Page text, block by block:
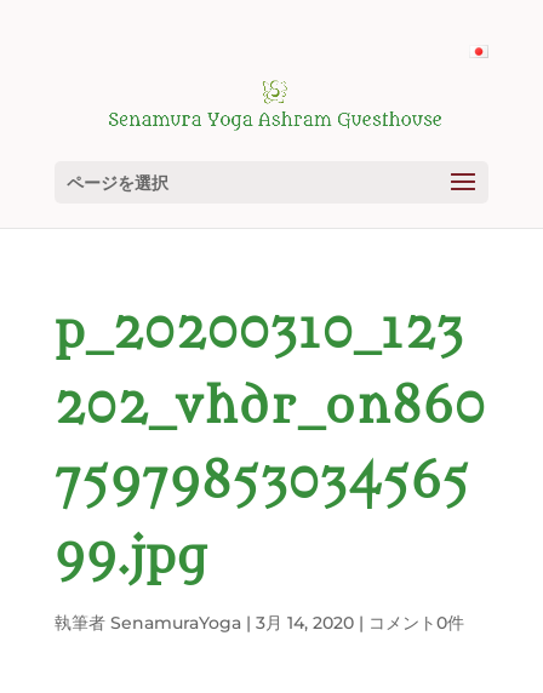
ページを選択
p_20200310_123
202_vhdr_on860
75979853034565
99.jpg
執筆者 SenamuraYoga| 3月 14, 2020| コメント0件